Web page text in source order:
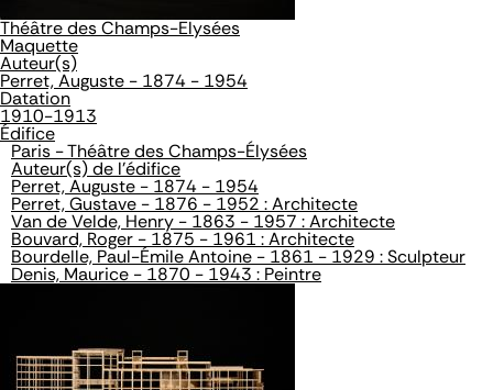
Théâtre des Champs-Elysées
Maquette
Auteur(s)
Perret, Auguste - 1874 - 1954
Datation
1910-1913
Édifice
Paris - Théâtre des Champs-Élysées
Auteur(s) de l'édifice
Perret, Auguste - 1874 - 1954
Perret, Gustave - 1876 - 1952 : Architecte
Van de Velde, Henry - 1863 - 1957 : Architecte
Bouvard, Roger - 1875 - 1961 : Architecte
Bourdelle, Paul-Émile Antoine - 1861 - 1929 : Sculpteur
Denis, Maurice - 1870 - 1943 : Peintre